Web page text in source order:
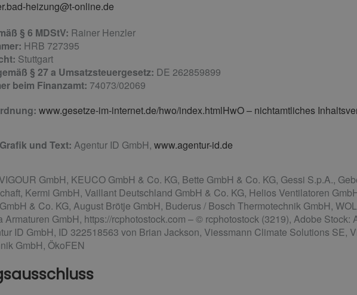
heizung@t-online.de
§ 6 MDStV: Rainer Henzler
HRB 727395
Stuttgart
§ 27 a Umsatzsteuergesetz: DE 262859899
beim Finanzamt: 74073/02069
www.gesetze-im-internet.de/hwo/index.htmlHwO – nichtamtliches
und Text: Agentur ID GmbH, www.agentur-id.de
GmbH, KEUCO GmbH & Co. KG, Bette GmbH & Co. KG, Gessi S.p.A.,
Kermi GmbH, Vaillant Deutschland GmbH & Co. KG, Helios Ventilatoren
& Co. KG, August Brötje GmbH, Buderus / Bosch Thermotechnik GmbH,
Armaturen GmbH, https://rcphotostock.com – © rcphotostock (3219), Adobe Stock:
ID GmbH, ID 322518563 von Brian Jackson, Viessmann Climate Solutions SE,
GmbH, ÖkoFEN